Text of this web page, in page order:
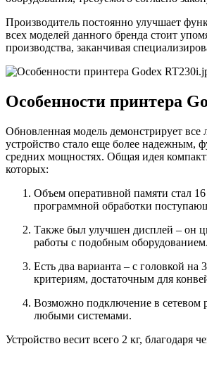
Производитель постоянно улучшает
всех моделей данного бренда стоит
производства, заканчивая
Особенности принтера
Обновленная модель демонстрирует все
устройство стало еще более надежным,
средних мощностях. Общая идея
которых:
Объем оперативной памяти стал
программной обработки
Также был улучшен дисплей – он
работы с подобным оборудованием.
Есть два варианта – с головкой
критериям, достаточным для
Возможно подключение в сетевом
любыми системами.
Устройство весит всего 2 кг,